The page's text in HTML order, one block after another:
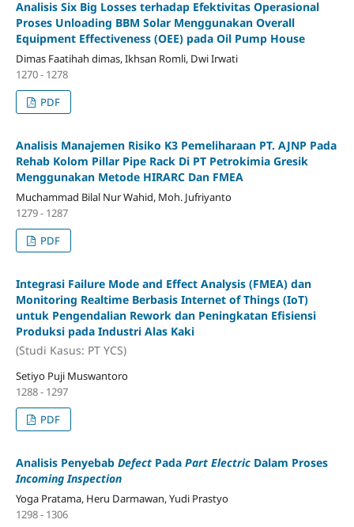
Analisis Six Big Losses terhadap Efektivitas Operasional
Proses Unloading BBM Solar Menggunakan Overall
Equipment Effectiveness (OEE) pada Oil Pump House
Dimas Faatihah dimas, Ikhsan Romli, Dwi Irwati
1270 - 1278
PDF
Analisis Manajemen Risiko K3 Pemeliharaan PT. AJNP Pada
Rehab Kolom Pillar Pipe Rack Di PT Petrokimia Gresik
Menggunakan Metode HIRARC Dan FMEA
Muchammad Bilal Nur Wahid, Moh. Jufriyanto
1279 - 1287
PDF
Integrasi Failure Mode and Effect Analysis (FMEA) dan
Monitoring Realtime Berbasis Internet of Things (IoT)
untuk Pengendalian Rework dan Peningkatan Efisiensi
Produksi pada Industri Alas Kaki
(Studi Kasus: PT YCS)
Setiyo Puji Muswantoro
1288 - 1297
PDF
Analisis Penyebab DefectPada Part ElectricDalam Proses
Incoming Inspection
Yoga Pratama, Heru Darmawan, Yudi Prastyo
1298 - 1306